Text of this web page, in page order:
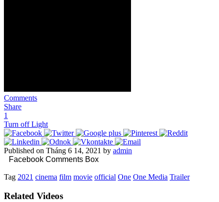
Comments
Share
1
Turn off Light
Published on Tháng 6 14, 2021 by admin
Facebook Comments Box
Tag 2021 cinema film movie official One One Media Trailer
Related Videos